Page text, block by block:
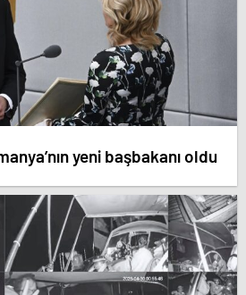
yeni başbakanı oldu